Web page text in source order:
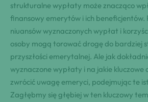
strukturalne wypłaty może znacząco
finansowy emerytów i ich beneficjentów.
niuansów wyznaczonych wypłat i
osoby mogą torować drogę do bardziej
przyszłości emerytalnej. Ale jak
wyznaczone wypłaty i na jakie kluczowe
zwrócić uwagę emeryci, podejmując te
Zagłębmy się głębiej w ten kluczowy